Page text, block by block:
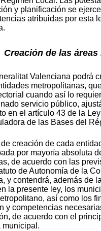
y planificación se
atribuidas por esta
Creación de las
Valenciana podrá
metropolitanas,
cuando así lo
servicio público,
en el artículo 43 de la
de las Bases del
creación de cada
por mayoría absoluta
de acuerdo con las
de Autonomía de la
y contendrá, además de
la presente ley, los
así como los
y competencias
de acuerdo con el
municipal.